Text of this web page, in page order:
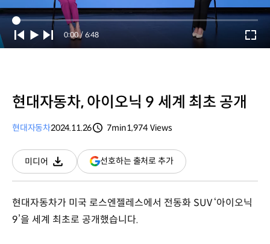
Current
Time
0:00 / Duration
6:48
현대자동차, 아이오닉 9 세계 최초 공개
현대자동차2024.11.26
7min1,974 Views
미디어
다운로드
선호하는 출처로 추가(새
창
현대자동차가 미국 로스엔젤레스에서 전동화 SUV ‘아이오닉
9’을 세계 최초로 공개했습니다.